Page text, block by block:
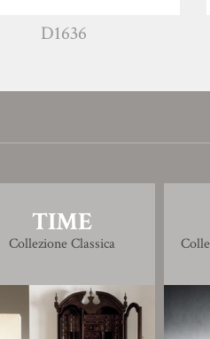
D1636
TIME
Collezione Classica